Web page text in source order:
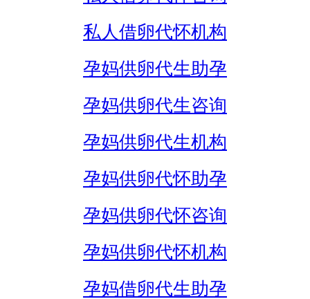
私人借卵代怀机构
孕妈供卵代生助孕
孕妈供卵代生咨询
孕妈供卵代生机构
孕妈供卵代怀助孕
孕妈供卵代怀咨询
孕妈供卵代怀机构
孕妈借卵代生助孕